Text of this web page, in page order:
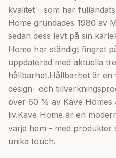
kvalitet - som har
Home grundades 1980 av
sedan dess levt på sin
Home har ständigt fingret
uppdaterad med aktuella
hållbarhet.Hållbarhet är en
design- och
över 60 % av Kave
liv.Kave Home är en
varje hem - med produkter
unika touch.